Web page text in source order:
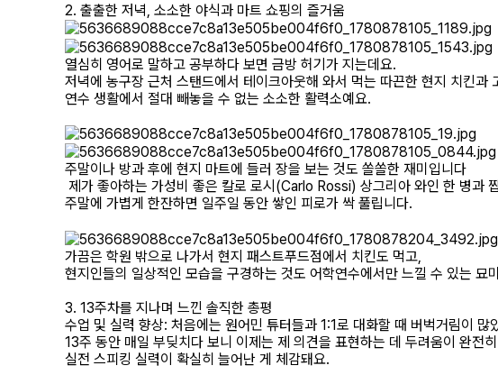
​2. 출출한 저녁, 소소한 야식과 마트 쇼핑의 즐거움
​열심히 영어로 말하고 공부하다 보면 금방 허기가 지는데요.
저녁에 농구장 근처 스탠드에서 테이크아웃해 와서 먹는 따끈한 현지 치킨과
연수 생활에서 절대 빼놓을 수 없는 소소한 활력소예요.
​주말이나 방과 후에 현지 마트에 들러 장을 보는 것도 쏠쏠한 재미입니다
제가 좋아하는 가성비 좋은 칼로 로시(Carlo Rossi) 상그리아 와인 한 병과
주말에 가볍게 한잔하면 일주일 동안 쌓인 피로가 싹 풀립니다.
​가끔은 학원 밖으로 나가서 현지 패스트푸드점에서 치킨도 먹고,
현지인들의 일상적인 모습을 구경하는 것도 어학연수에서만 느낄 수 있는 묘
3. 13주차를 지나며 느낀 솔직한 총평
수업 및 실력 향상: 처음에는 원어민 튜터들과 1:1로 대화할 때 버벅거림이 많
13주 동안 매일 부딪치다 보니 이제는 제 의견을 표현하는 데 두려움이 완전
실전 스피킹 실력이 확실히 늘어난 게 체감돼요.